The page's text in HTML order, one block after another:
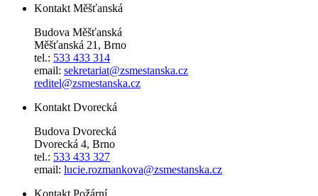
Kontakt Měšťanská
Budova Měšťanská
Měšťanská 21, Brno
tel.: 533 433 314
email: sekretariat@zsmestanska.cz
reditel@zsmestanska.cz
Kontakt Dvorecká
Budova Dvorecká
Dvorecká 4, Brno
tel.: 533 433 327
email: lucie.rozmankova@zsmestanska.cz
Kontakt Požární